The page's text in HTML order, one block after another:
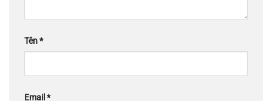
Tên*
Email *